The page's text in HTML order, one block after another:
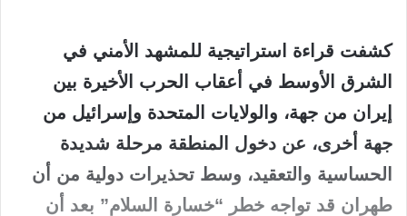
كشفت قراءة استراتيجية للمشهد الأمني في
الشرق الأوسط في أعقاب الحرب الأخيرة بين
إيران من جهة، والولايات المتحدة وإسرائيل من
جهة أخرى، عن دخول المنطقة مرحلة شديدة
الحساسية والتعقيد، وسط تحذيرات دولية من أن
طهران قد تواجه خطر “خسارة السلام” بعد أن